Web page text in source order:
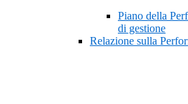
Piano della
di gestione
Relazione sulla